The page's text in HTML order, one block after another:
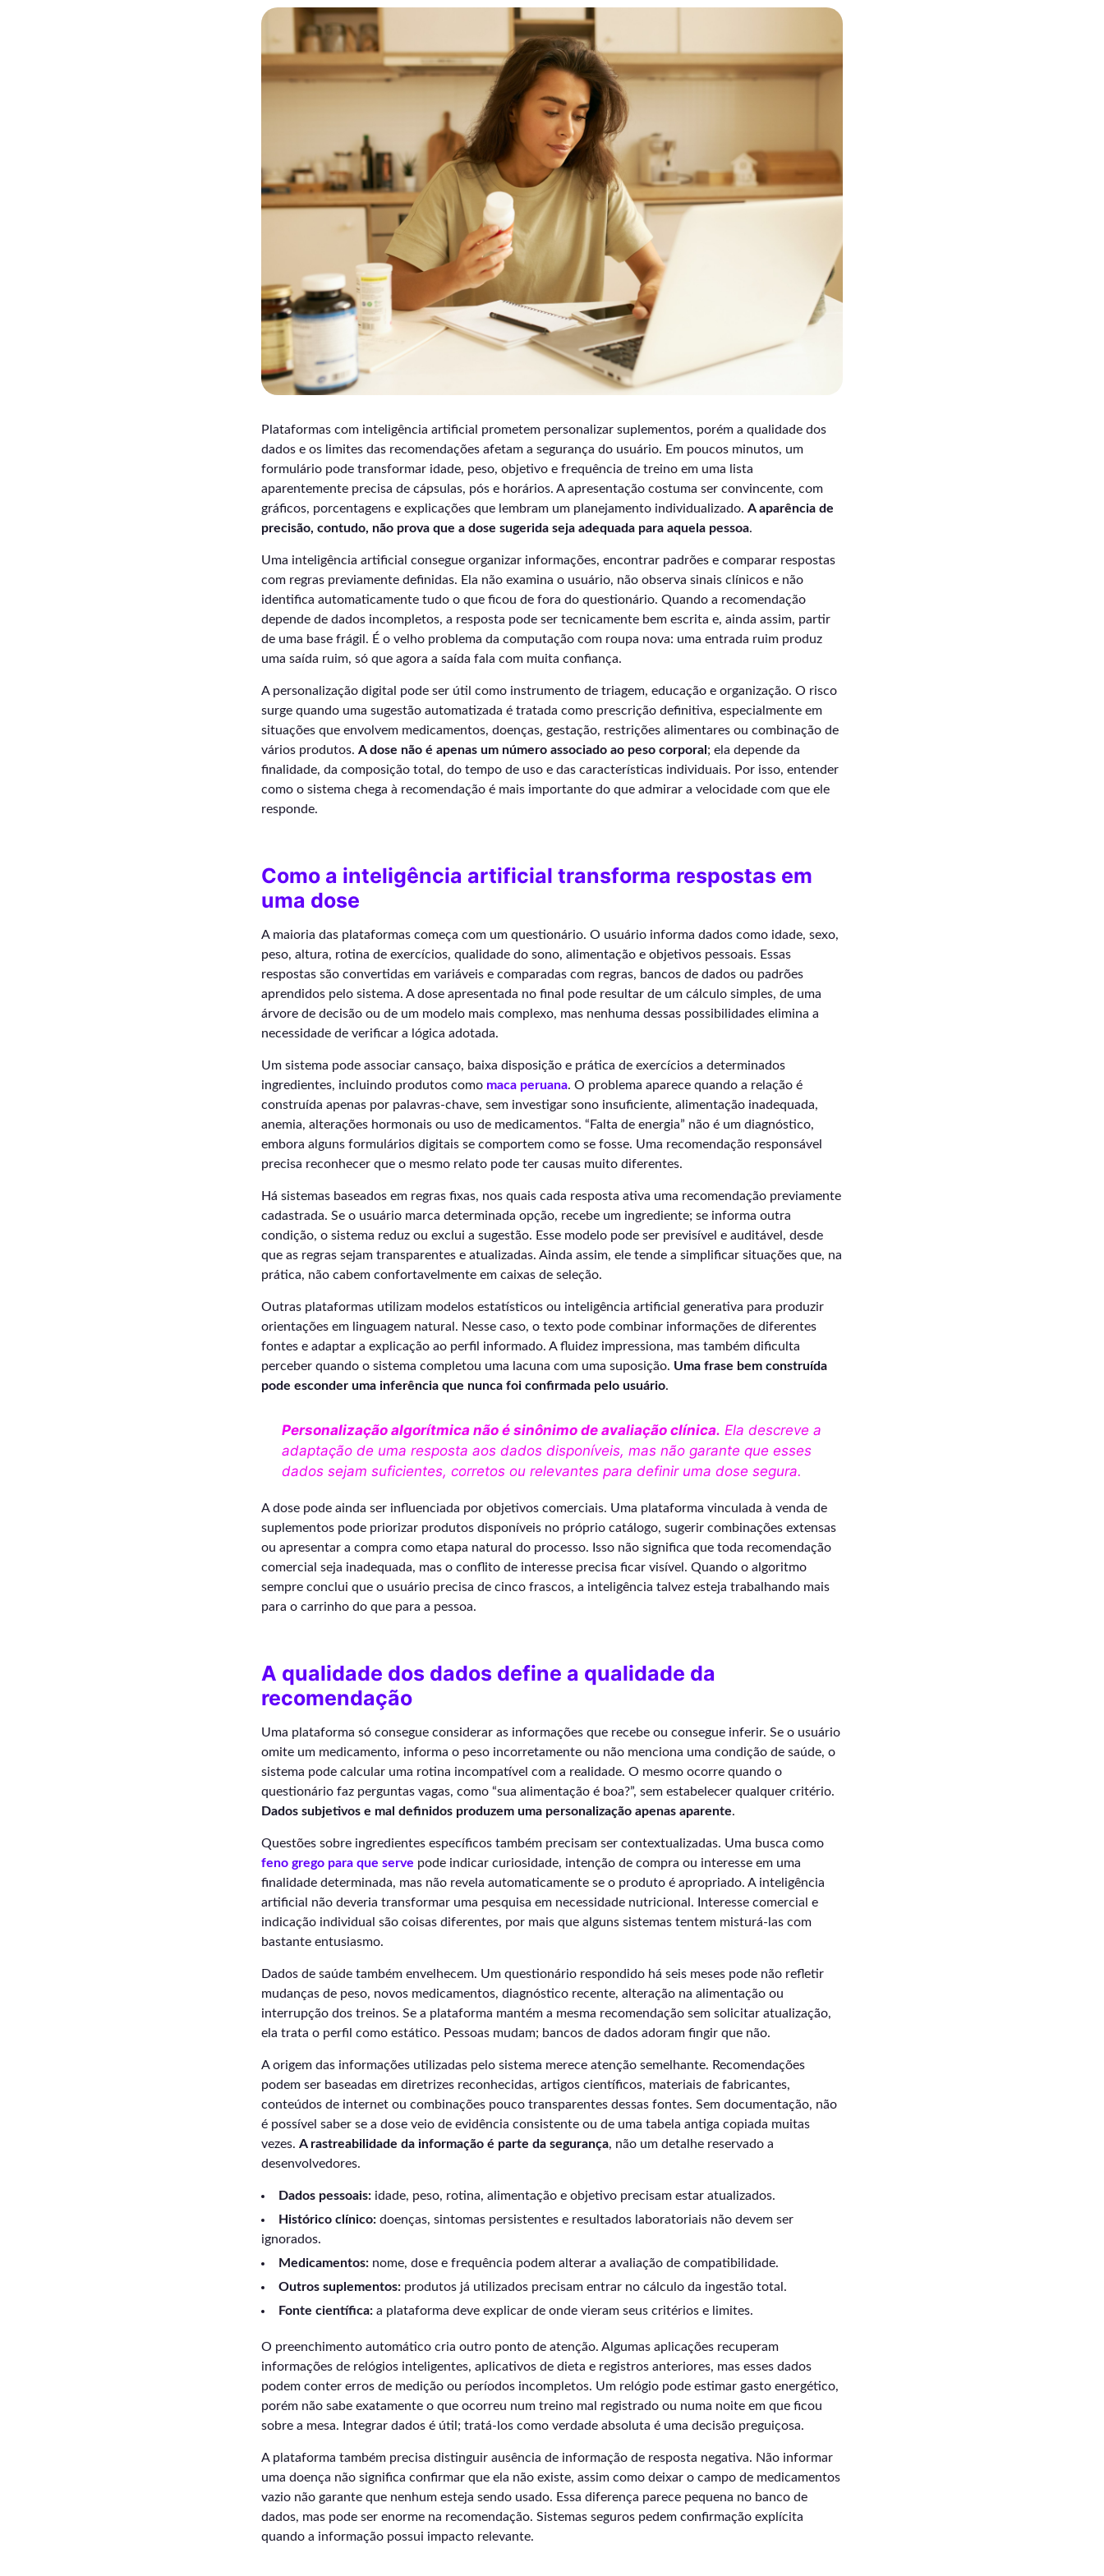
Plataformas com inteligência artificial prometem personalizar suplementos, porém a qualidade dos
dados e os limites das recomendações afetam a segurança do usuário. Em poucos minutos, um
formulário pode transformar idade, peso, objetivo e frequência de treino em uma lista
aparentemente precisa de cápsulas, pós e horários. A apresentação costuma ser convincente, com
gráficos, porcentagens e explicações que lembram um planejamento individualizado. A aparência de
precisão, contudo, não prova que a dose sugerida seja adequada para aquela pessoa.
Uma inteligência artificial consegue organizar informações, encontrar padrões e comparar respostas
com regras previamente definidas. Ela não examina o usuário, não observa sinais clínicos e não
identifica automaticamente tudo o que ficou de fora do questionário. Quando a recomendação
depende de dados incompletos, a resposta pode ser tecnicamente bem escrita e, ainda assim, partir
de uma base frágil. É o velho problema da computação com roupa nova: uma entrada ruim produz
uma saída ruim, só que agora a saída fala com muita confiança.
A personalização digital pode ser útil como instrumento de triagem, educação e organização. O risco
surge quando uma sugestão automatizada é tratada como prescrição definitiva, especialmente em
situações que envolvem medicamentos, doenças, gestação, restrições alimentares ou combinação de
vários produtos. A dose não é apenas um número associado ao peso corporal ; ela depende da
finalidade, da composição total, do tempo de uso e das características individuais. Por isso, entender
como o sistema chega à recomendação é mais importante do que admirar a velocidade com que ele
responde.
Como a inteligência artificial transforma respostas em
uma dose
A maioria das plataformas começa com um questionário. O usuário informa dados como idade, sexo,
peso, altura, rotina de exercícios, qualidade do sono, alimentação e objetivos pessoais. Essas
respostas são convertidas em variáveis e comparadas com regras, bancos de dados ou padrões
aprendidos pelo sistema. A dose apresentada no final pode resultar de um cálculo simples, de uma
árvore de decisão ou de um modelo mais complexo, mas nenhuma dessas possibilidades elimina a
necessidade de verificar a lógica adotada.
Um sistema pode associar cansaço, baixa disposição e prática de exercícios a determinados
ingredientes, incluindo produtos como maca peruana. O problema aparece quando a relação é
construída apenas por palavras-chave, sem investigar sono insuficiente, alimentação inadequada,
anemia, alterações hormonais ou uso de medicamentos. “Falta de energia” não é um diagnóstico,
embora alguns formulários digitais se comportem como se fosse. Uma recomendação responsável
precisa reconhecer que o mesmo relato pode ter causas muito diferentes.
Há sistemas baseados em regras fixas, nos quais cada resposta ativa uma recomendação previamente
cadastrada. Se o usuário marca determinada opção, recebe um ingrediente; se informa outra
condição, o sistema reduz ou exclui a sugestão. Esse modelo pode ser previsível e auditável, desde
que as regras sejam transparentes e atualizadas. Ainda assim, ele tende a simplificar situações que, na
prática, não cabem confortavelmente em caixas de seleção.
Outras plataformas utilizam modelos estatísticos ou inteligência artificial generativa para produzir
orientações em linguagem natural. Nesse caso, o texto pode combinar informações de diferentes
fontes e adaptar a explicação ao perfil informado. A fluidez impressiona, mas também dificulta
perceber quando o sistema completou uma lacuna com uma suposição. Uma frase bem construída
pode esconder uma inferência que nunca foi confirmada pelo usuário.
Personalização algorítmica não é sinônimo de avaliação clínica. Ela descreve a
adaptação de uma resposta aos dados disponíveis, mas não garante que esses
dados sejam suficientes, corretos ou relevantes para definir uma dose segura.
A dose pode ainda ser influenciada por objetivos comerciais. Uma plataforma vinculada à venda de
suplementos pode priorizar produtos disponíveis no próprio catálogo, sugerir combinações extensas
ou apresentar a compra como etapa natural do processo. Isso não significa que toda recomendação
comercial seja inadequada, mas o conflito de interesse precisa ficar visível. Quando o algoritmo
sempre conclui que o usuário precisa de cinco frascos, a inteligência talvez esteja trabalhando mais
para o carrinho do que para a pessoa.
A qualidade dos dados define a qualidade da
recomendação
Uma plataforma só consegue considerar as informações que recebe ou consegue inferir. Se o usuário
omite um medicamento, informa o peso incorretamente ou não menciona uma condição de saúde, o
sistema pode calcular uma rotina incompatível com a realidade. O mesmo ocorre quando o
questionário faz perguntas vagas, como “sua alimentação é boa?”, sem estabelecer qualquer critério.
Dados subjetivos e mal definidos produzem uma personalização apenas aparente.
Questões sobre ingredientes específicos também precisam ser contextualizadas. Uma busca como
feno grego para que serve pode indicar curiosidade, intenção de compra ou interesse em uma
finalidade determinada, mas não revela automaticamente se o produto é apropriado. A inteligência
artificial não deveria transformar uma pesquisa em necessidade nutricional. Interesse comercial e
indicação individual são coisas diferentes, por mais que alguns sistemas tentem misturá-las com
bastante entusiasmo.
Dados de saúde também envelhecem. Um questionário respondido há seis meses pode não refletir
mudanças de peso, novos medicamentos, diagnóstico recente, alteração na alimentação ou
interrupção dos treinos. Se a plataforma mantém a mesma recomendação sem solicitar atualização,
ela trata o perfil como estático. Pessoas mudam; bancos de dados adoram fingir que não.
A origem das informações utilizadas pelo sistema merece atenção semelhante. Recomendações
podem ser baseadas em diretrizes reconhecidas, artigos científicos, materiais de fabricantes,
conteúdos de internet ou combinações pouco transparentes dessas fontes. Sem documentação, não
é possível saber se a dose veio de evidência consistente ou de uma tabela antiga copiada muitas
vezes. A rastreabilidade da informação é parte da segurança, não um detalhe reservado a
desenvolvedores.
Dados pessoais: idade, peso, rotina, alimentação e objetivo precisam estar atualizados.
Histórico clínico: doenças, sintomas persistentes e resultados laboratoriais não devem ser
ignorados.
Medicamentos: nome, dose e frequência podem alterar a avaliação de compatibilidade.
Outros suplementos: produtos já utilizados precisam entrar no cálculo da ingestão total.
Fonte científica: a plataforma deve explicar de onde vieram seus critérios e limites.
O preenchimento automático cria outro ponto de atenção. Algumas aplicações recuperam
informações de relógios inteligentes, aplicativos de dieta e registros anteriores, mas esses dados
podem conter erros de medição ou períodos incompletos. Um relógio pode estimar gasto energético,
porém não sabe exatamente o que ocorreu num treino mal registrado ou numa noite em que ficou
sobre a mesa. Integrar dados é útil; tratá-los como verdade absoluta é uma decisão preguiçosa.
A plataforma também precisa distinguir ausência de informação de resposta negativa. Não informar
uma doença não significa confirmar que ela não existe, assim como deixar o campo de medicamentos
vazio não garante que nenhum esteja sendo usado. Essa diferença parece pequena no banco de
dados, mas pode ser enorme na recomendação. Sistemas seguros pedem confirmação explícita
quando a informação possui impacto relevante.